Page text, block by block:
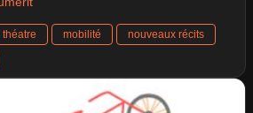
mobilité
nouveaux récits